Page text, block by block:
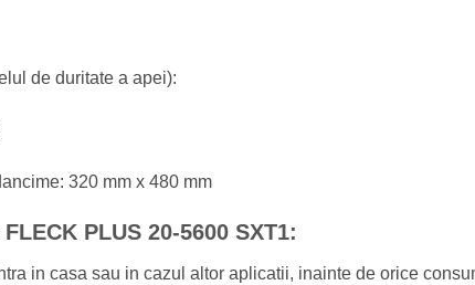
de duritate a apei):
320 mm x 480 mm
PLUS 20-5600 SXT1:
in casa sau in cazul altor aplicatii, inainte de orice